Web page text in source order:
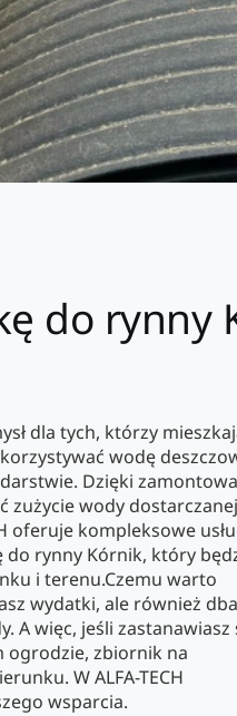
do
dla tych, którzy
wodę
Dzięki
zużycie wody
oferuje kompleksowe
rynny Kórnik, który
i terenu.Czemu warto
wydatki, ale również
A więc, jeśli zastanawiasz
ogrodzie, zbiornik na
W ALFA-TECH
wsparcia.